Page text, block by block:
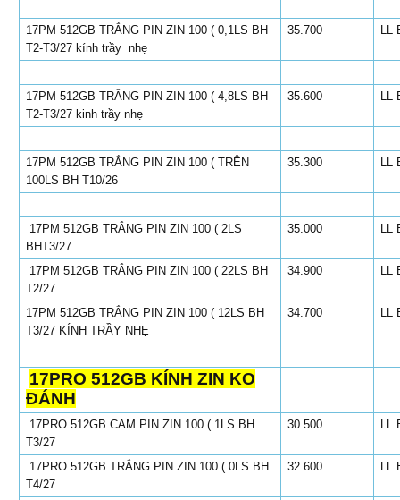
17PM 512GB TRẮNG PIN ZIN 100 ( 0,1LS BH
T2-T3/27 kính trầy nhẹ
35.700
17PM 512GB TRẮNG PIN ZIN 100 ( 4,8LS BH
T2-T3/27 kinh trầy nhẹ
35.600
17PM 512GB TRẮNG PIN ZIN 100 ( TRÊN
100LS BH T10/26
35.300
17PM 512GB TRẮNG PIN ZIN 100 ( 2LS
BHT3/27
35.000
17PM 512GB TRẮNG PIN ZIN 100 ( 22LS BH
T2/27
34.900
17PM 512GB TRẮNG PIN ZIN 100 ( 12LS BH
T3/27 KÍNH TRẦY NHẸ
34.700
17PRO 512GB KÍNH ZIN KO
ĐÁNH
17PRO 512GB CAM PIN ZIN 100 ( 1LS BH
T3/27
30.500
17PRO 512GB TRẮNG PIN ZIN 100 ( 0LS BH
T4/27
32.600